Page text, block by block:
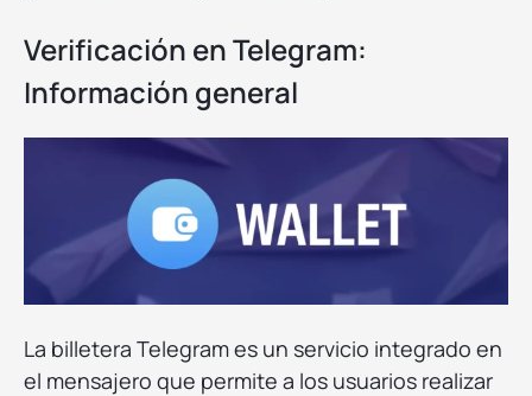
Verificación en Telegram:
Información general
La billetera Telegram es un servicio integrado en
el mensajero que permite a los usuarios realizar